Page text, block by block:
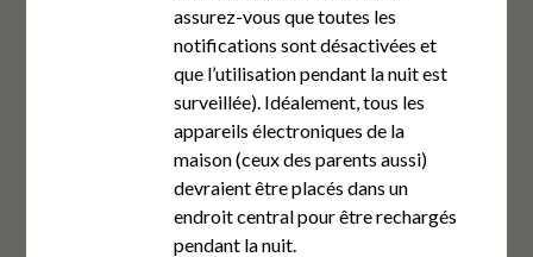
assurez-vous que toutes les
notifications sont désactivées et
que l’utilisation pendant la nuit est
surveillée). Idéalement, tous les
appareils électroniques de la
maison (ceux des parents aussi)
devraient être placés dans un
endroit central pour être rechargés
pendant la nuit.